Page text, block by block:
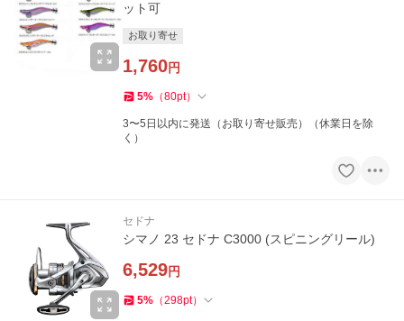
ット可
お取り寄せ
1,760円
5% （80pt）
3〜5日以内に発送（お取り寄せ販売）（休業日を除
く）
セドナ
シマノ 23 セドナ C3000 (スピニングリール)
6,529円
5% （298pt）